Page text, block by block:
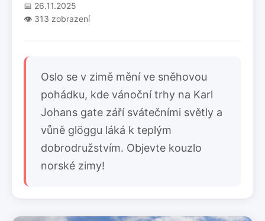
📅 26.11.2025
👁️ 313 zobrazení
Oslo se v zimě mění ve sněhovou
pohádku, kde vánoční trhy na Karl
Johans gate září svátečními světly a
vůně glöggu láká k teplým
dobrodružstvím. Objevte kouzlo
norské zimy!